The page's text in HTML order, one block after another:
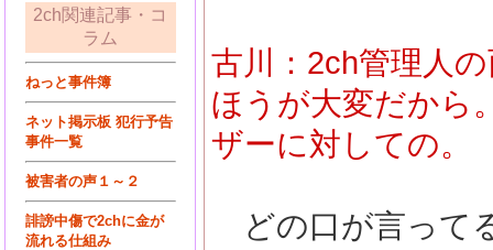
2ch関連記事・コ
ラム
ねっと事件簿
ネット掲示板 犯行予告
事件一覧
被害者の声１～２
誹謗中傷で2chに金が
流れる仕組み
古川：2ch管理人
ほうが大変だから
ザーに対しての。
どの口が言って